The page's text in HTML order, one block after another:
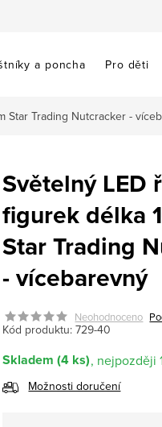
a poncha Pro děti
Star Trading Nutcracker -
Světelný LED
figurek délka
Star Trading
- vícebarevný
Neohodnoceno
Kód produktu: 729-40
Skladem (4 ks)
Možnosti doručení